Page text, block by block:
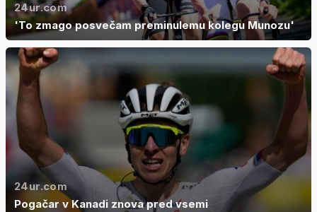
24ur.com
'To zmago posvečam preminulemu kolegu Munozu'
24ur.com
Pogačar v Kanadi znova pred vsemi